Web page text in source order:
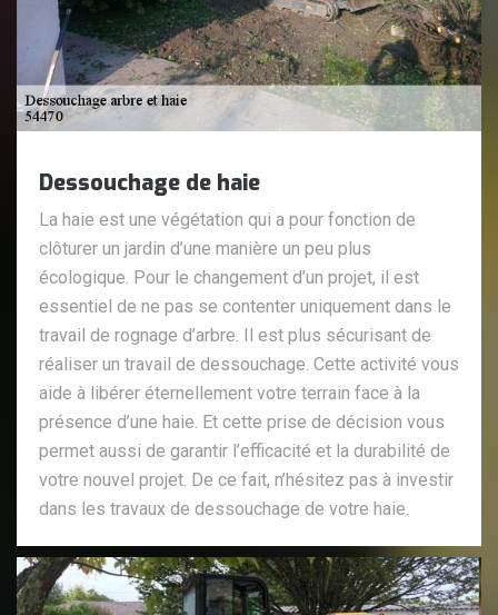
Dessouchage de haie
La haie est une végétation qui a pour fonction de
clôturer un jardin d’une manière un peu plus
écologique. Pour le changement d’un projet, il est
essentiel de ne pas se contenter uniquement dans le
travail de rognage d’arbre. Il est plus sécurisant de
réaliser un travail de dessouchage. Cette activité vous
aide à libérer éternellement votre terrain face à la
présence d’une haie. Et cette prise de décision vous
permet aussi de garantir l’efficacité et la durabilité de
votre nouvel projet. De ce fait, n’hésitez pas à investir
dans les travaux de dessouchage de votre haie.